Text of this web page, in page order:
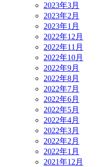
2023年3月
2023年2月
2023年1月
2022年12月
2022年11月
2022年10月
2022年9月
2022年8月
2022年7月
2022年6月
2022年5月
2022年4月
2022年3月
2022年2月
2022年1月
2021年12月